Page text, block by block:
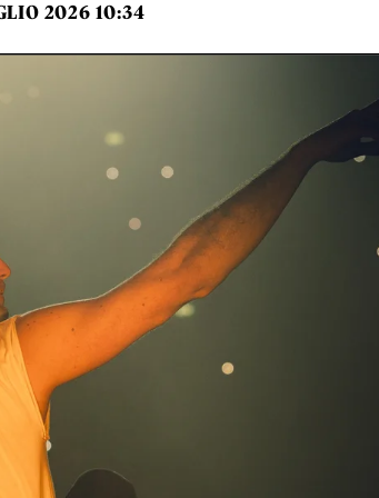
2026 10:34